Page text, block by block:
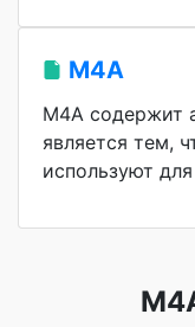
M4A
M4A содержит
является тем,
используют